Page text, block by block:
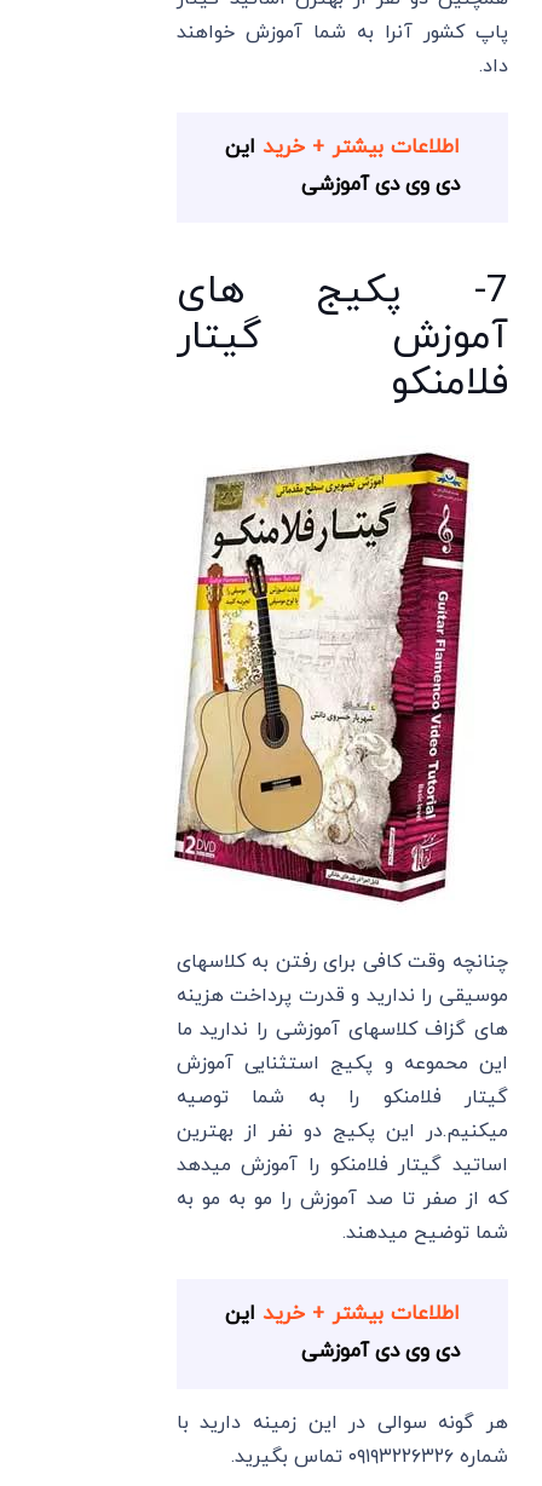
پاپ کشور آنرا به شما آموزش خواهند
داد.
اطلاعات بیشتر + خریداین
دی وی دی آموزشی
7- پکیج های
آموزش گیتار
فلامنکو
چنانچه وقت کافی برای رفتن به کلاسهای
موسیقی را ندارید و قدرت پرداخت هزینه
های گزاف کلاسهای آموزشی را ندارید ما
این محموعه و پکیج استثنایی آموزش
گیتار فلامنکو را به شما توصیه
میکنیم.در این پکیج دو نفر از بهترین
اساتید گیتار فلامنکو را آموزش میدهد
که از صفر تا صد آموزش را مو به مو به
شما توضیح میدهند.
اطلاعات بیشتر + خرید این
دی وی دی آموزشی
هر گونه سوالی در این زمینه دارید با
شماره ۰۹۱۹۳۲۲۶۳۲۶ تماس بگیرید.